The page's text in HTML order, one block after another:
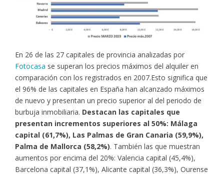
En 26 de las 27 capitales de provincia analizadas por
Fotocasa se superan los precios máximos del alquiler en
comparación con los registrados en 2007.Esto significa que
el 96% de las capitales en España han alcanzado máximos
de nuevo y presentan un precio superior al del periodo de
burbuja inmobiliaria. Destacan las capitales que
presentan incrementos superiores al 50%: Málaga
capital (61,7%), Las Palmas de Gran Canaria (59,9%),
Palma de Mallorca (58,2%). También las que muestran
aumentos por encima del 20%: Valencia capital (45,4%),
Barcelona capital (37,1%), Alicante capital (36,3%), Ourense